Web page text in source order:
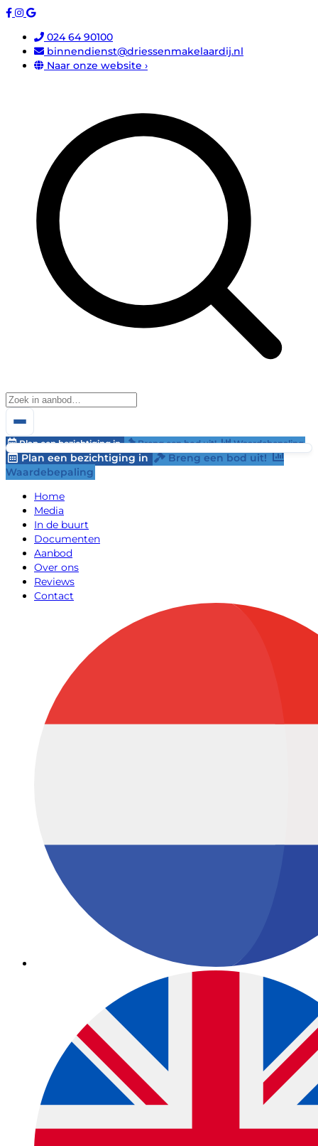
024 64 90100
binnendienst@driessenmakelaardij.nl
Naar onze website ›
Plan een bezichtiging in Breng een bod uit! Waardebepaling
Plan een bezichtiging in
Breng een bod uit!
Waardebepaling
Home
Media
In de buurt
Documenten
Aanbod
Over ons
Reviews
Contact